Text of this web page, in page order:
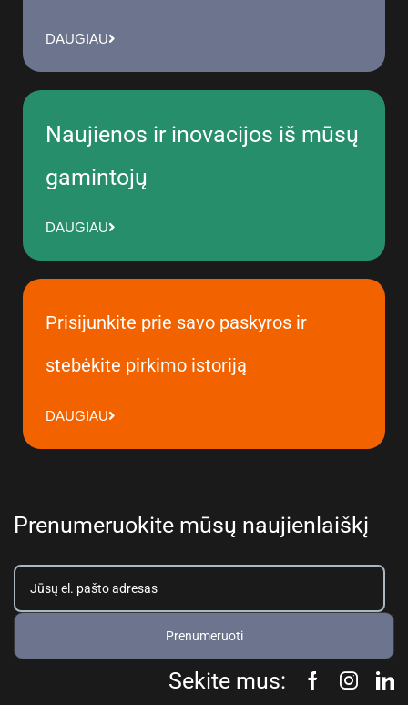
DAUGIAU
Naujienos ir inovacijos iš mūsų
gamintojų
DAUGIAU
Prisijunkite prie savo paskyros ir
stebėkite pirkimo istoriją
DAUGIAU
Prenumeruokite mūsų naujienlaiškį
Prenumeruoti
Sekite mus: